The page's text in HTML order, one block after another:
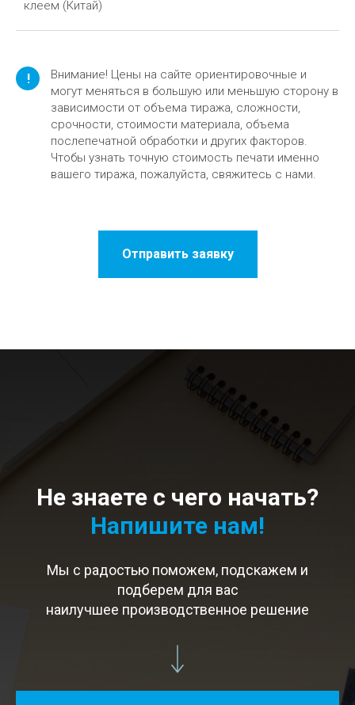
клеем (Китай)
!
Внимание! Цены на сайте ориентировочные и
могут меняться в большую или меньшую сторону в
зависимости от объема тиража, сложности,
срочности, стоимости материала, объема
послепечатной обработки и других факторов.
Чтобы узнать точную стоимость печати именно
вашего тиража, пожалуйста, свяжитесь с нами.
Отправить заявку
Не знаете с чего начать?
Напишите нам!
Мы с радостью поможем, подскажем и
подберем для вас
наилучшее производственное решение